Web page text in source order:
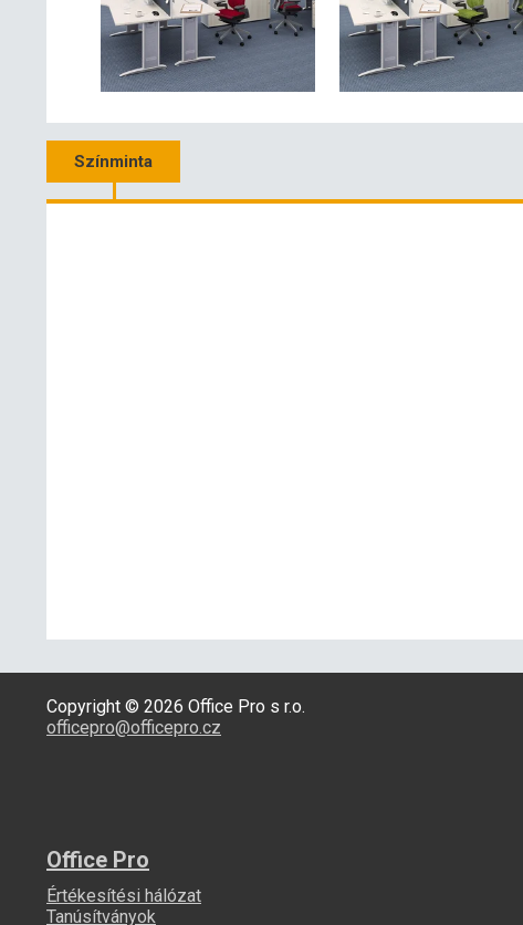
Színminta
Copyright © 2026 Office Pro s r.o.
officepro@officepro.cz
Office Pro
Értékesítési hálózat
Tanúsítványok